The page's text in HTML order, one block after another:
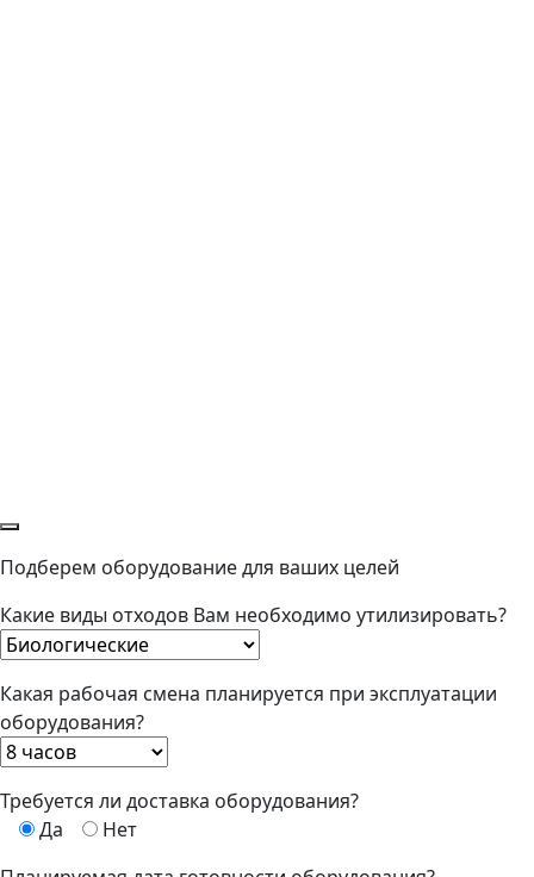
Подберем оборудование для ваших целей
Какие виды отходов Вам необходимо утилизировать?
Какая рабочая смена планируется при эксплуатации
оборудования?
Требуется ли доставка оборудования?
Да
Нет